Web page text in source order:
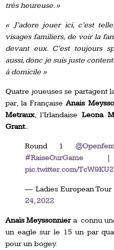
très heureuse. »
« J’adore jouer ici, c’est
visages familiers, de voir la
devant eux. C’est toujours
aussi, donc je suis juste
à domicile »
Quatre joueuses se partagent
par, la FrançaiseAnais
Metraux, l’Irlandaise Leona
Grant..
Round 1
#RaiseOurGame
pic.twitter.com/
— Ladies European Tour
24, 2022
Anaïs Meyssonniera connu
un eagle sur le 15 un par
pour un bogey.